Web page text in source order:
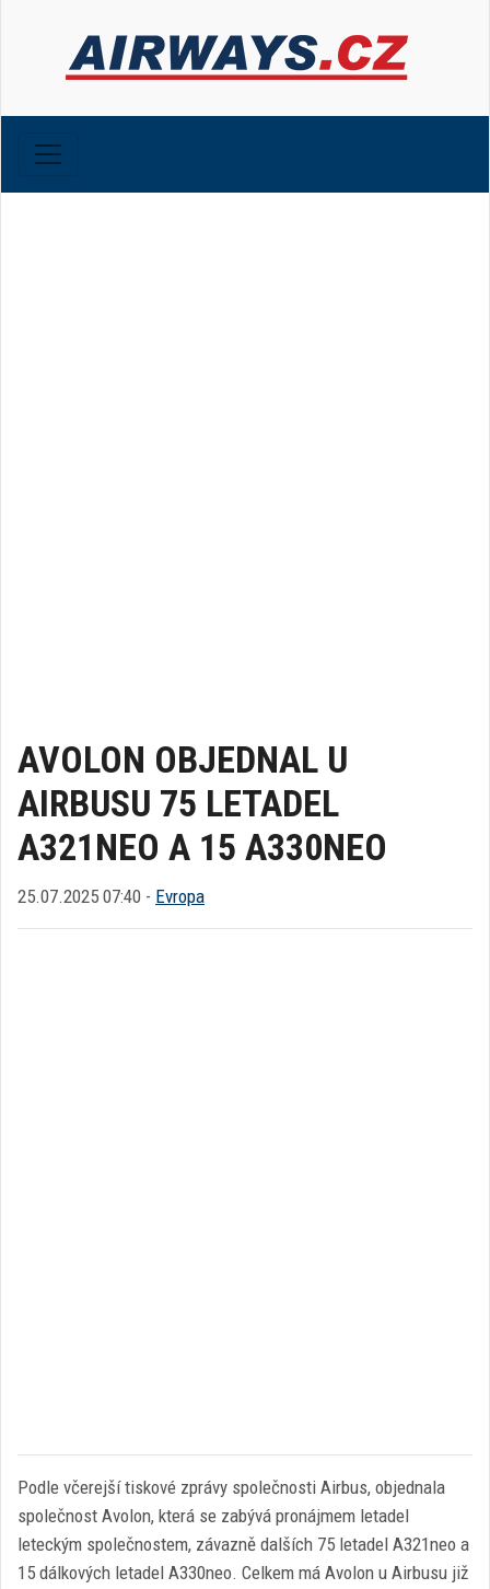
AVOLON OBJEDNAL U
AIRBUSU 75 LETADEL
A321NEO A 15 A330NEO
25.07.2025 07:40 - Evropa
Podle včerejší tiskové zprávy společnosti Airbus, objednala
společnost Avolon, která se zabývá pronájmem letadel
leteckým společnostem, závazně dalších 75 letadel A321neo a
15 dálkových letadel A330neo. Celkem má Avolon u Airbusu již